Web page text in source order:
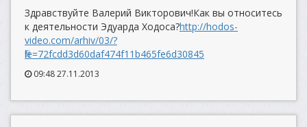
Здравствуйте Валерий Викторович!Как вы относитесь
к деятельности Эдуарда Ходоса?http://hodos-
video.com/arhiv/03/?
file=72fcdd3d60daf474f11b465fe6d30845
09:48 27.11.2013